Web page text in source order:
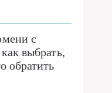
с
выбрать,
обратить